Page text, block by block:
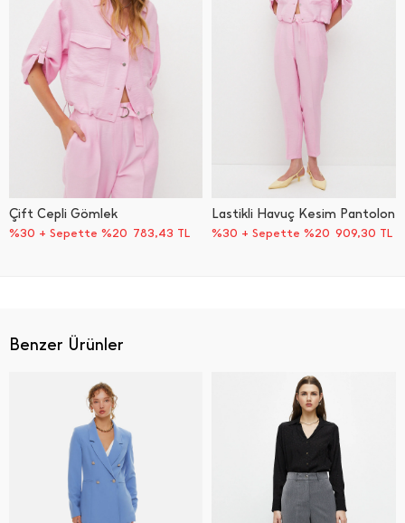
Benzer Ürünler
Çift Cepli Gömlek
%30 + Sepette %20 783,43 TL
Lastikli Havuç Kesim Pantolon
%30 + Sepette %20 909,30 TL